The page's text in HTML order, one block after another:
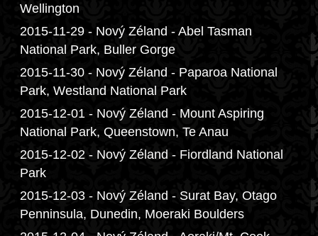
Wellington
2015-11-29 - Nový Zéland - Abel Tasman
National Park, Buller Gorge
2015-11-30 - Nový Zéland - Paparoa National
Park, Westland National Park
2015-12-01 - Nový Zéland - Mount Aspiring
National Park, Queenstown, Te Anau
2015-12-02 - Nový Zéland - Fiordland National
Park
2015-12-03 - Nový Zéland - Surat Bay, Otago
Penninsula, Dunedin, Moeraki Boulders